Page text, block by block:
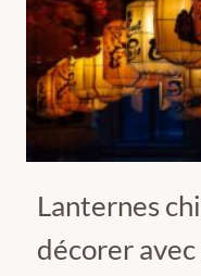
Lanternes
décorer